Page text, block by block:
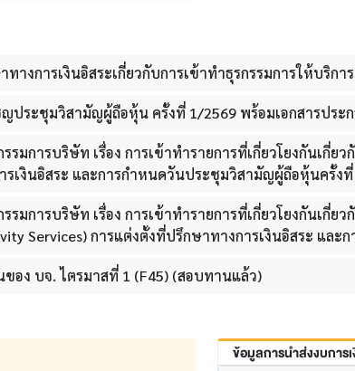
างการเงินอิสระเกี่ยวกับการเข้าทำธุรกรรมการให้บริกา
ญประชุมวิสามัญผู้ถือหุ้น ครั้งที่ 1/2569 พร้อมเอกสารปร
มการบริษัท เรื่อง การเข้าทำรายการที่เกี่ยวโยงกันเกี่ย
รเงินอิสระ และการกำหนดวันประชุมวิสามัญผู้ถือหุ้นครั้ง
มการบริษัท เรื่อง การเข้าทำรายการที่เกี่ยวโยงกันเกี่ย
Services) การแต่งตั้งที่ปรึกษาทางการเงินอิสระ แ
อง บจ. ไตรมาสที่ 1 (F45) (สอบทานแล้ว)
ข้อมูลการนำส่งงบการ